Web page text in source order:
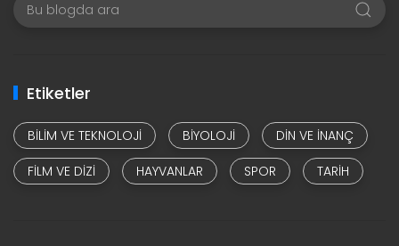
Etiketler
BILIM VE TEKNOLOJI BIYOLOJI
DIN VE INANÇ
FILM VE DIZI
HAYVANLAR SPOR TARIH